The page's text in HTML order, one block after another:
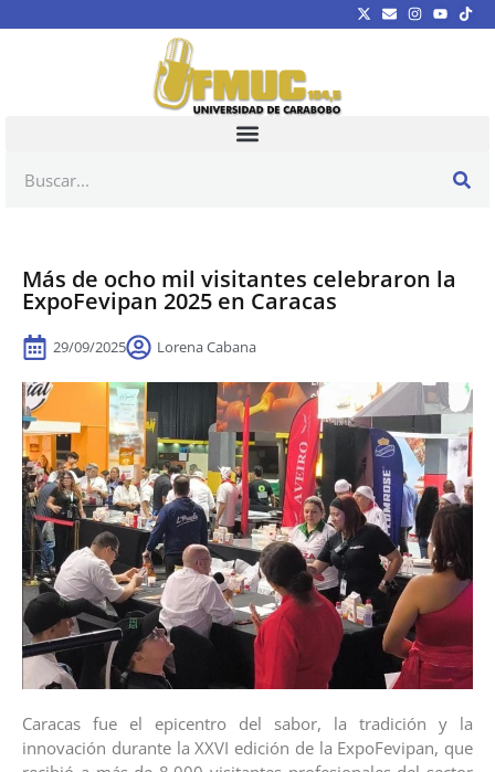
Más de ocho mil visitantes celebraron la
ExpoFevipan 2025 en Caracas
29/09/2025 Lorena Cabana
Caracas fue el epicentro del sabor, la tradición y la
innovación durante la XXVI edición de la ExpoFevipan, que